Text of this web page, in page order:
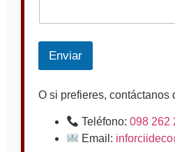
Enviar
O si prefieres, contáctanos
Teléfono:098 262
Email: